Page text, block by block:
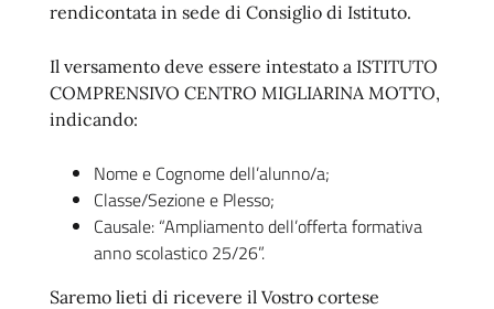
rendicontata in sede di Consiglio di Istituto.
Il versamento deve essere intestato a ISTITUTO
COMPRENSIVO CENTRO MIGLIARINA MOTTO,
indicando:
Nome e Cognome dell’alunno/a;
Classe/Sezione e Plesso;
Causale: “Ampliamento dell’offerta formativa
anno scolastico 25/26”.
Saremo lieti di ricevere il Vostro cortese